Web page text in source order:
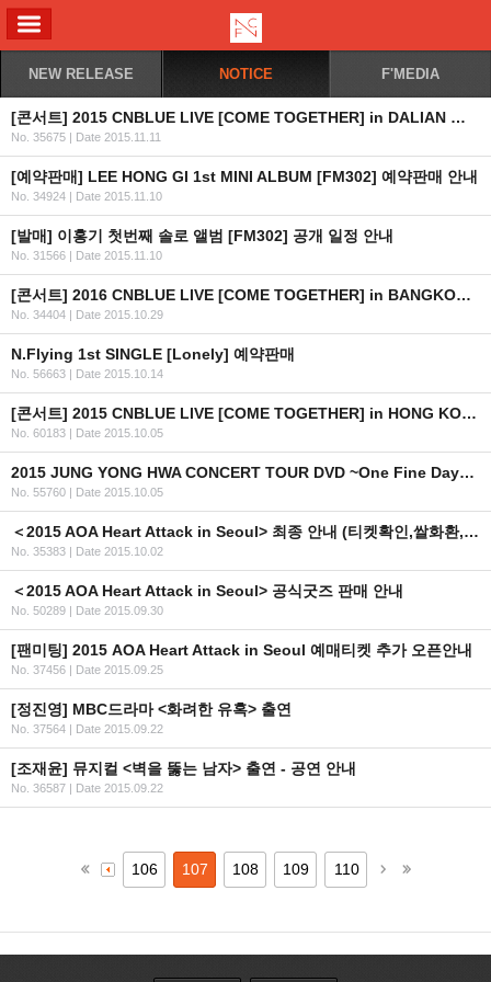
NEW RELEASE NOTICE F'MEDIA
[콘서트] 2015 CNBLUE LIVE [COME TOGETHER] in DALIAN 일정 안내
No. 35675 | Date 2015.11.11
[예약판매] LEE HONG GI 1st MINI ALBUM [FM302] 예약판매 안내
No. 34924 | Date 2015.11.10
[발매] 이홍기 첫번째 솔로 앨범 [FM302] 공개 일정 안내
No. 31566 | Date 2015.11.10
[콘서트] 2016 CNBLUE LIVE [COME TOGETHER] in BANGKOK 안내
No. 34404 | Date 2015.10.29
N.Flying 1st SINGLE [Lonely] 예약판매
No. 56663 | Date 2015.10.14
[콘서트] 2015 CNBLUE LIVE [COME TOGETHER] in HONG KONG 안내 (수정)
No. 60183 | Date 2015.10.05
2015 JUNG YONG HWA CONCERT TOUR DVD ~One Fine Day~ 발매 안내
No. 55760 | Date 2015.10.05
＜2015 AOA Heart Attack in Seoul> 최종 안내 (티켓확인,쌀화환,굿즈,현장판매)
No. 35383 | Date 2015.10.02
＜2015 AOA Heart Attack in Seoul> 공식굿즈 판매 안내
No. 50289 | Date 2015.09.30
[팬미팅] 2015 AOA Heart Attack in Seoul 예매티켓 추가 오픈안내
No. 37456 | Date 2015.09.25
[정진영] MBC드라마 <화려한 유혹> 출연
No. 37564 | Date 2015.09.22
[조재윤] 뮤지컬 <벽을 뚫는 남자> 출연 - 공연 안내
No. 36587 | Date 2015.09.22
106 107 108 109 110